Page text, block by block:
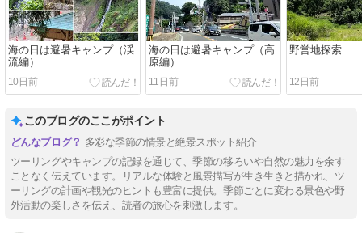
海の日は避暑キャンプ（渓
流編）
10日前
海の日は避暑キャンプ（高
原編）
11日前
野営地探索
12日前
このブログのここがポイント
多彩な季節の情景と絶景スポット紹介
ツーリングやキャンプの記録を通じて、季節の移ろいや自然の魅力を余す
ことなく伝えています。リアルな体験と風景描写が生き生きと描かれ、ツ
ーリングの計画や観光のヒントも豊富に提供。季節ごとに変わる景色や野
外活動の楽しさを伝え、読者の旅心を刺激します。